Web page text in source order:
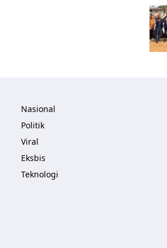
Nasional
Politik
Viral
Eksbis
Teknologi